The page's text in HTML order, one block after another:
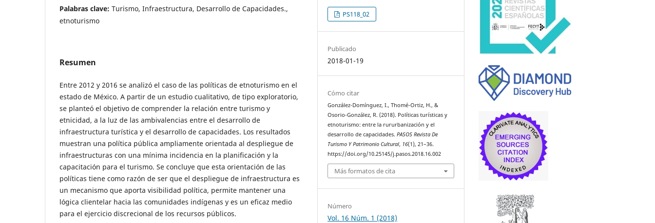
Palabras clave: Turismo, Infraestructura, Desarrollo de Capacidades.,
etnoturismo
Resumen
Entre 2012 y 2016 se analizó el caso de las políticas de etnoturismo en el
estado de México. A partir de un estudio cualitativo, de tipo exploratorio,
se planteó el objetivo de comprender la relación entre turismo y
etnicidad, a la luz de las ambivalencias entre el desarrollo de
infraestructura turística y el desarrollo de capacidades. Los resultados
muestran una política pública ampliamente orientada al despliegue de
infraestructuras con una mínima incidencia en la planificación y la
capacitación para el turismo. Se concluye que esta orientación de las
políticas tiene como razón de ser que el despliegue de infraestructura es
un mecanismo que aporta visibilidad política, permite mantener una
lógica clientelar hacia las comunidades indígenas y es un eficaz medio
para el ejercicio discrecional de los recursos públicos.
PS118_02
Publicado
2018-01-19
Cómo citar
González-Domínguez, I., Thomé-Ortiz, H., &
Osorio-González, R. (2018). Políticas turísticas y
etnoturismo: entre la rururbanización y el
desarrollo de capacidades.PASOS Revista De
Turismo Y Patrimonio Cultural, 16(1), 21–36.
https://doi.org/10.25145/j.pasos.2018.16.002
Más formatos de cita
Número
Vol. 16 Núm. 1 (2018)